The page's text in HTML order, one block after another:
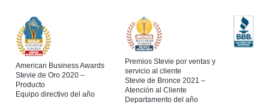
American Business Awards
Stevie de Oro 2020 –
Producto
Equipo directivo del año
Premios Stevie por ventas y
servicio al cliente
Stevie de Bronce 2021 –
Atención al Cliente
Departamento del año